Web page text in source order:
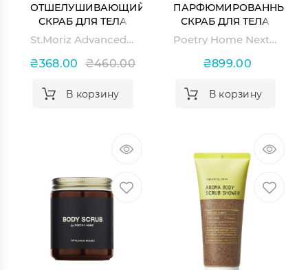
ОТШЕЛУШИВАЮЩИЙ
СКРАБ ДЛЯ ТЕЛА
ADVANCED
PRIMER
St.Moriz Advanced Exfoliating Skin Primer
₴368.00
₴460.00
В корзину
ПАРФЮМИРОВАННЫЙ
СКРАБ ДЛЯ ТЕЛА
NEXT DOOR
SINGAPORE
Poetry Home Next Door Singapore
₴899.00
В корзину